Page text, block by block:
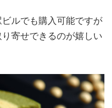
ビルでも購入可能ですが
寄せできるのが嬉しい